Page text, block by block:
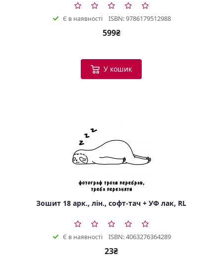
Є в наявності ISBN: 9786179512988
599₴
У кошик
Зошит 18 арк., лін., софт-тач + УФ лак, RL
Є в наявності ISBN: 4063276364289
23₴